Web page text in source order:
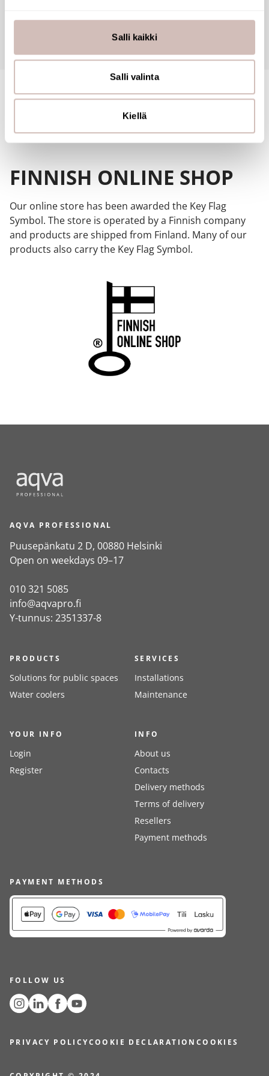
räätälöimiseen, sosiaalisen median ominaisuuksien
tukemiseen ja kävijämäärämme analysoimiseen. Lisäksi
alan kumppaneillemme tietoja siitä, miten käytät
sivustoamme. Kumppanimme voivat yhdistää näitä
Salli kaikki
Salli valinta
Kiellä
FINNISH ONLINE SHOP
Our online store has been awarded the Key Flag
Symbol. The store is operated by a Finnish company
and products are shipped from Finland. Many of our
products also carry the Key Flag Symbol.
AQVA PROFESSIONAL
Puusepänkatu 2 D, 00880 Helsinki
Open on weekdays 09–17
010 321 5085
info@aqvapro.fi
Y-tunnus: 2351337-8
PRODUCTS
Solutions for public spaces
Water coolers
SERVICES
Installations
Maintenance
YOUR INFO
Login
Register
INFO
About us
Contacts
Delivery methods
Terms of delivery
Resellers
Payment methods
PAYMENT METHODS
FOLLOW US
PRIVACY POLICYCOOKIE DECLARATION COOKIES